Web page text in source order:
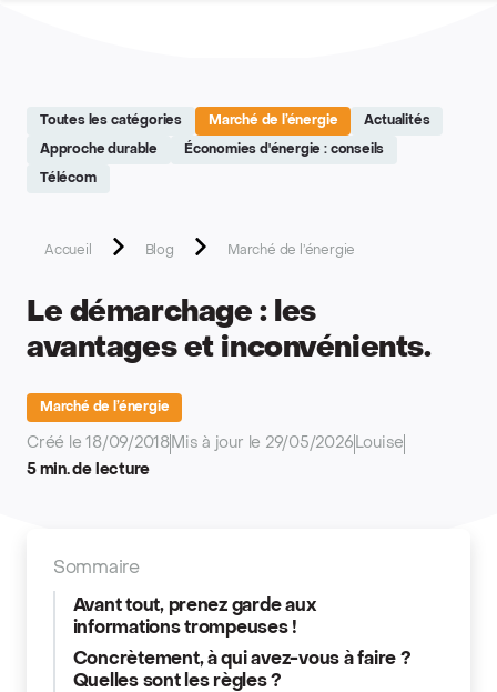
Toutes les catégories Marché de l’énergie Actualités
Approche durable Économies d'énergie : conseils
Télécom
Accueil Blog Marché de l’énergie
Le démarchage : les
avantages et inconvénients.
Marché de l’énergie
Créé le 18/09/2018 Mis à jour le 29/05/2026 Louise
5 min. de lecture
Sommaire
Avant tout, prenez garde aux
informations trompeuses !
Concrètement, à qui avez-vous à faire ?
Quelles sont les règles ?